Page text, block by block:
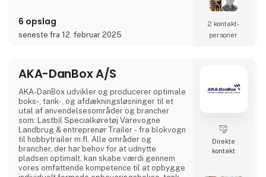
fittings og luftbehandling.
6 opslag
seneste fra 12. februar 2025
2 kontakt­
personer
AKA-DanBox A/S
AKA-DanBox udvikler og producerer optimale
boks-, tank-, og afdækningsløsninger til et
utal af anvendelsesområder og brancher
som: Lastbil Specialkøretøj Varevogne
Landbrug & entreprenør Trailer - fra blokvogn
til hobbytrailer m.fl. Alle områder og
brancher, der har behov for at udnytte
pladsen optimalt, kan skabe værdi gennem
vores omfattende kompetence til at opbygge
Direkte
kontakt